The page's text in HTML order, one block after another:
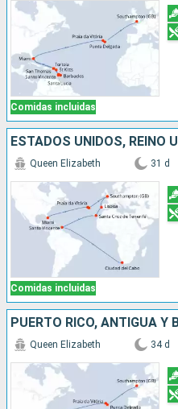
Comidas incluidas
Comidas incluidas
Queen Elizabeth 31 d
Queen Elizabeth 34 d